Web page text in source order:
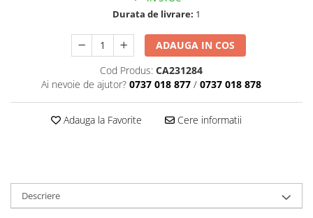
Durata de livrare: 1
ADAUGA IN COS
Cod Produs: CA231284
Ai nevoie de ajutor? 0737 018 877 / 0737 018 878
Adauga la Favorite Cere informatii
Descriere